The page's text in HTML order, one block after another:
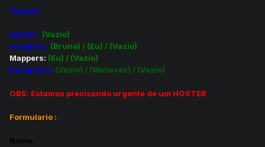
Cargos :
Hoster : (Vazio)
Scripters: (Bruno) / (Eu) / (Vazio)
Mappers: (Eu) / (Vazio)
Designers: (Vazio) / (Wallacex) / (Vazio)
OBS: Estamos precisando urgente de um HOSTER
Formulario :
Nome :